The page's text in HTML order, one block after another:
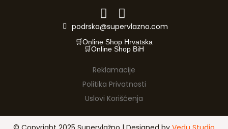
podrska@supervlazno.com
🛒Online Shop Hrvatska
🛒Online Shop BiH
Reklamacije
Politika Privatnosti
Uslovi Korišćenja